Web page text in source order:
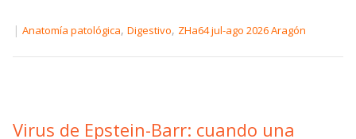
| Anatomía patológica, Digestivo, ZHa64 jul-ago 2026 Aragón
Virus de Epstein-Barr: cuando una